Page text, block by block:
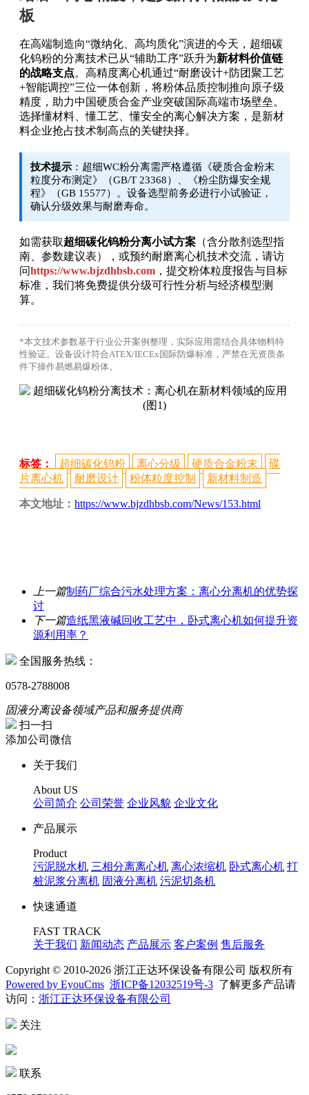
板
在高端制造向“微纳化、高均质化”演进的今天，超细碳
化钨粉的分离技术已从“辅助工序”跃升为新材料价值链
的战略支点。高精度离心机通过“耐磨设计+防团聚工艺
+智能调控”三位一体创新，将粉体品质控制推向原子级
精度，助力中国硬质合金产业突破国际高端市场壁垒。
选择懂材料、懂工艺、懂安全的离心解决方案，是新材
料企业抢占技术制高点的关键抉择。
技术提示 ：超细WC粉分离需严格遵循《硬质合金粉末
粒度分布测定》（GB/T 23368）、《粉尘防爆安全规
程》（GB 15577）。设备选型前务必进行小试验证，
确认分级效果与耐磨寿命。
如需获取超细碳化钨粉分离小试方案 （含分散剂选型指
南、参数建议表），或预约耐磨离心机技术交流，请访
问https://www.bjzdhbsb.com ，提交粉体粒度报告与目标
标准，我们将免费提供分级可行性分析与经济模型测
算。
*本文技术参数基于行业公开案例整理，实际应用需结合具体物料特
性验证。设备设计符合ATEX/IECEx国际防爆标准，严禁在无资质条
件下操作易燃易爆粉体。
标签： 超细碳化钨粉 离心分级 硬质合金粉末
碟
片离心机
耐磨设计 粉体粒度控制 新材料制造
本文地址： https://www.bjzdhbsb.com/News/153.html
上一篇制药厂综合污水处理方案：离心分离机的优势探
讨
下一篇造纸黑液碱回收工艺中，卧式离心机如何提升资
源利用率？
全国服务热线：
0578-2788008
固液分离设备领域产品和服务提供商
扫一扫
添加公司微信
关于我们
About US
公司简介 公司荣誉 企业风貌 企业文化
产品展示
Product
污泥脱水机 三相分离离心机 离心浓缩机 卧式离心机 打
桩泥浆分离机 固液分离机 污泥切条机
快速通道
FAST TRACK
关于我们 新闻动态 产品展示 客户案例 售后服务
Copyright © 2010-2026 浙江正达环保设备有限公司 版权所有
Powered by EyouCms 浙ICP备12032519号-3 了解更多产品请
访问： 浙江正达环保设备有限公司
关注
联系